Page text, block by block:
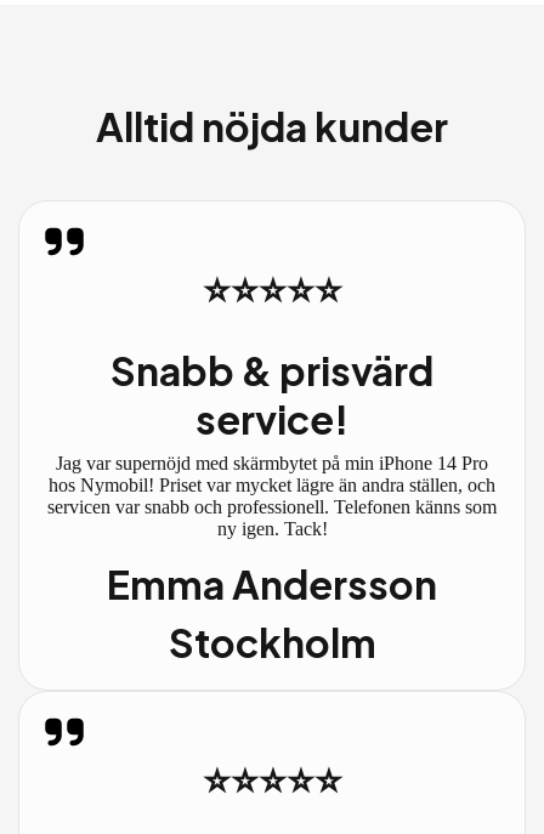
Alltid nöjda kunder
⭐⭐⭐⭐⭐
Snabb & prisvärd
service!
Jag var supernöjd med skärmbytet på min iPhone 14 Pro
hos Nymobil! Priset var mycket lägre än andra ställen, och
servicen var snabb och professionell. Telefonen känns som
ny igen. Tack!
Emma Andersson
Stockholm
⭐⭐⭐⭐⭐